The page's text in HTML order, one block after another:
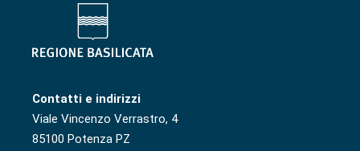
Contatti e indirizzi
Viale Vincenzo Verrastro, 4
85100 Potenza PZ